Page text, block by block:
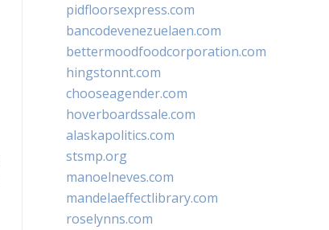
pidfloorsexpress.com
bancodevenezuelaen.com
bettermoodfoodcorporation.com
hingstonnt.com
chooseagender.com
hoverboardssale.com
alaskapolitics.com
stsmp.org
manoelneves.com
mandelaeffectlibrary.com
roselynns.com